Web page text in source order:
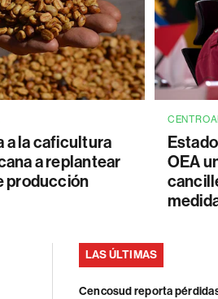
a la caficultura
a replantear
producción
OEA
LAS ÚLTIMAS
Cencosud reporta